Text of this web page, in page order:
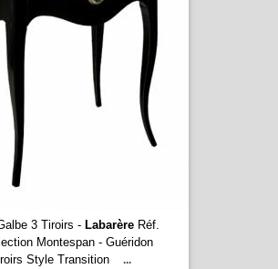
3 Tiroirs - Labarère Réf.
Montespan - Guéridon
Style Transition
...